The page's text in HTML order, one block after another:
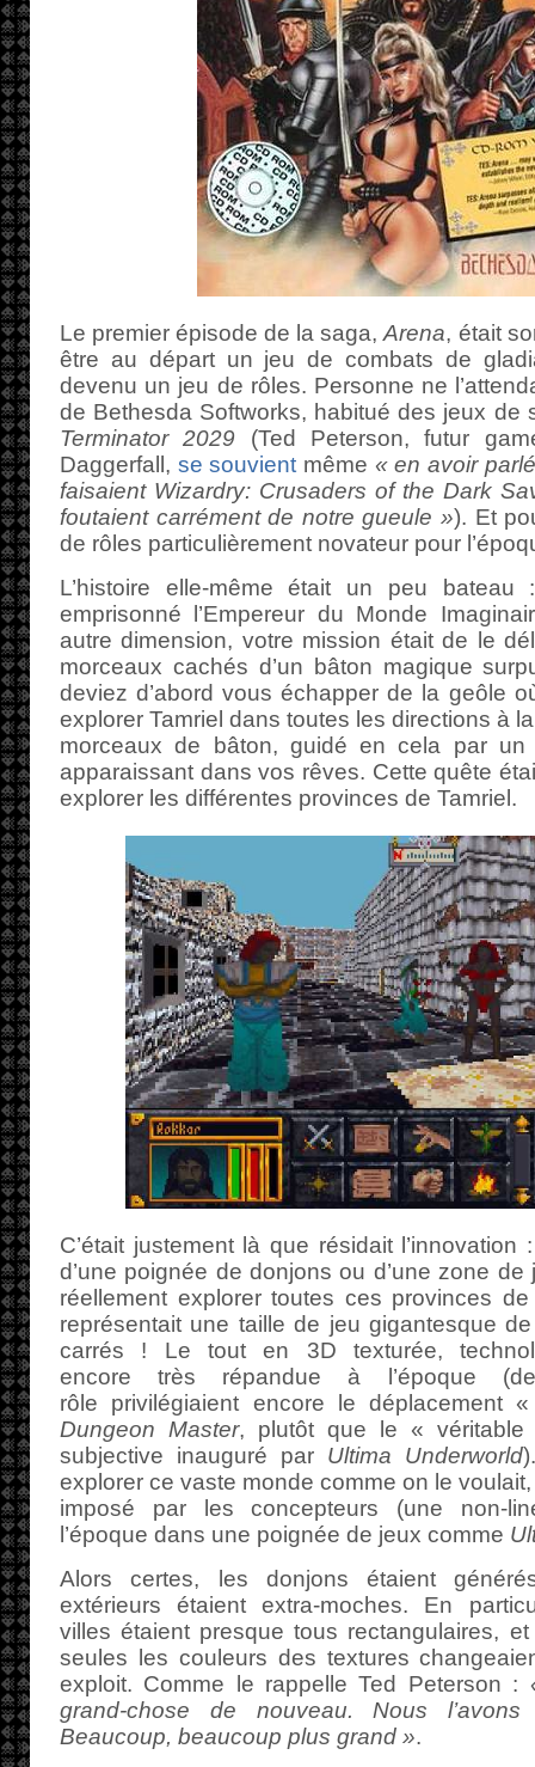
Le premier épisode de la saga,Arena, était
être au départ un jeu de combats de
devenu un jeu de rôles. Personne ne
de Bethesda Softworks, habitué des jeux de
Terminator 2029 (Ted Peterson, futur
Daggerfall, se souvient même « en avoir
faisaient Wizardry: Crusaders of the Dark
foutaient carrément de notre gueule »). Et
de rôles particulièrement novateur pour
L’histoire elle-même était un peu
emprisonné l’Empereur du Monde
autre dimension, votre mission était de le
morceaux cachés d’un bâton magique
deviez d’abord vous échapper de la geôle
explorer Tamriel dans toutes les directions à
morceaux de bâton, guidé en cela par
apparaissant dans vos rêves. Cette quête
explorer les différentes provinces de Tamriel.
C’était justement là que résidait
d’une poignée de donjons ou d’une zone
réellement explorer toutes ces provinces
représentait une taille de jeu gigantesque
carrés ! Le tout en 3D texturée,
encore très répandue à l’époque
rôle privilégiaient encore le
Dungeon Master, plutôt que le « véritable
subjective inauguré par Ultima Underworld
explorer ce vaste monde comme on le
imposé par les concepteurs (une non-
l’époque dans une poignée de jeux comme
Alors certes, les donjons étaient
extérieurs étaient extra-moches. En
villes étaient presque tous rectangulaires, et
seules les couleurs des textures
exploit. Comme le rappelle Ted Peterson :
grand-chose de nouveau. Nous
Beaucoup, beaucoup plus grand ».